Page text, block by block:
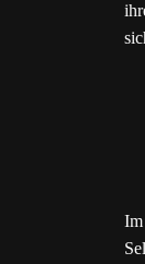
Im